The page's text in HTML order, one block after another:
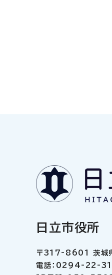
日立市役所
〒317-8601 茨城
電話：0294-22-